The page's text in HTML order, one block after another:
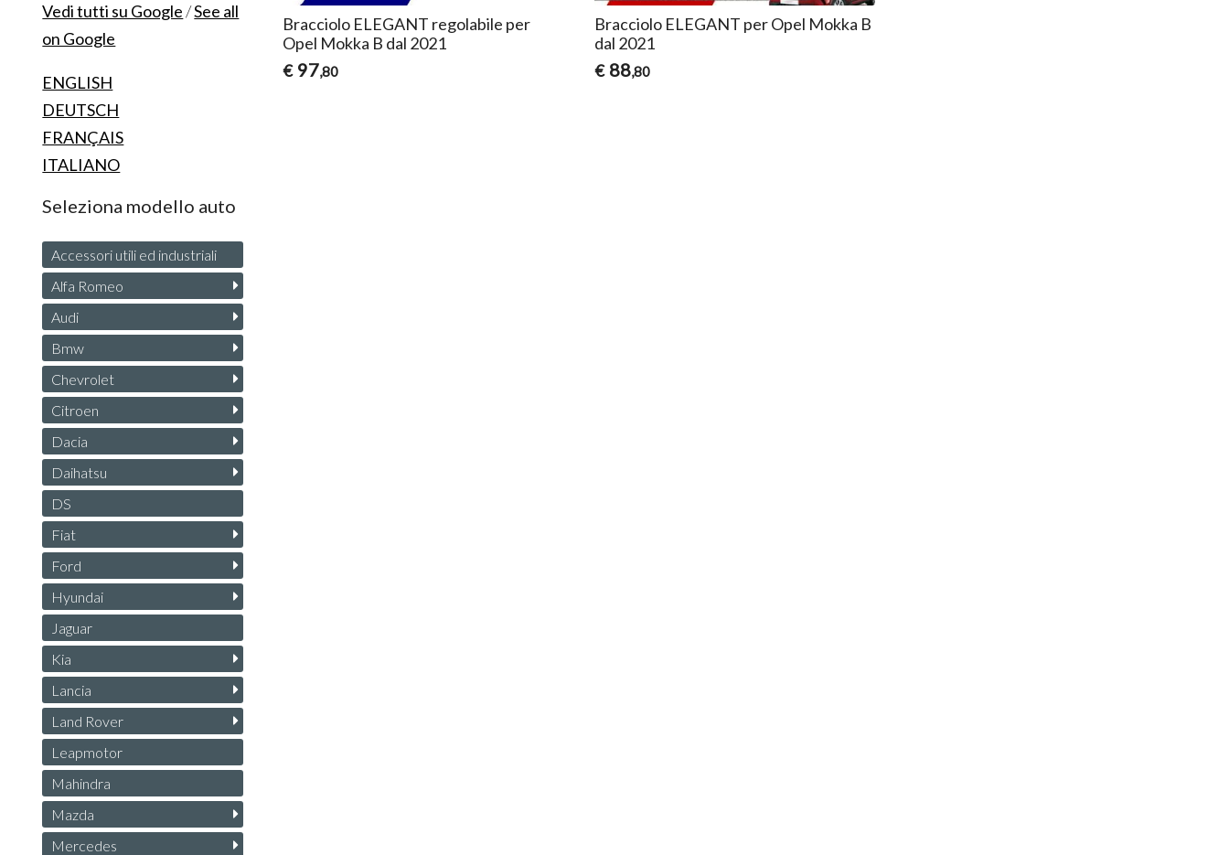
Bracciolo ELEGANT regolabile per
Opel Mokka B dal 2021
€ 97,80
Bracciolo ELEGANT per Opel Mokka B
dal 2021
€ 88,80
Vedi tutti su Google/See all
on Google
ENGLISH
DEUTSCH
FRANÇAIS
ITALIANO
Seleziona modello auto
Accessori utili ed industriali
Alfa Romeo
Audi
Bmw
Chevrolet
Citroen
Dacia
Daihatsu
DS
Fiat
Ford
Hyundai
Jaguar
Kia
Lancia
Land Rover
Leapmotor
Mahindra
Mazda
Mercedes